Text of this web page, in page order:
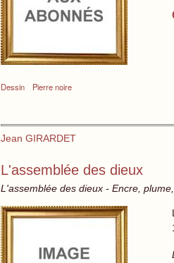
Dessin Pierre noire
Jean GIRARDET
L'assemblée des dieux
L'assemblée des dieux - Encre,